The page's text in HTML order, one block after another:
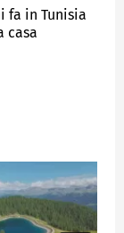
fa in Tunisia
casa